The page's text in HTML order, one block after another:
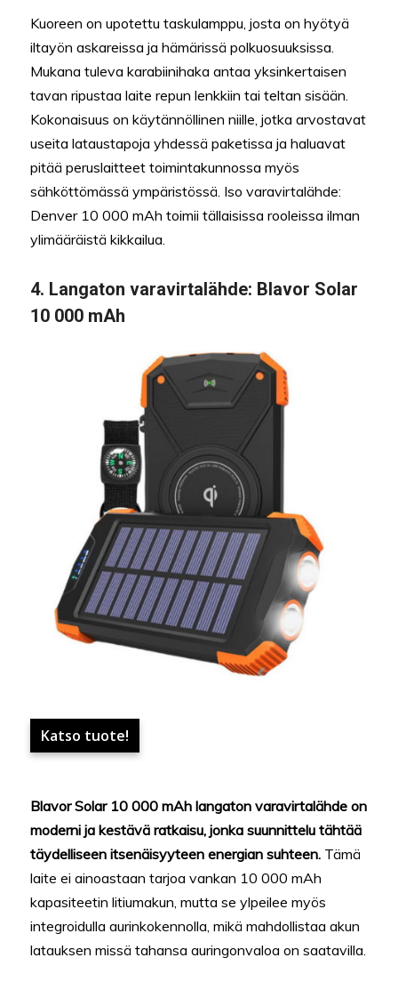
Kuoreen on upotettu taskulamppu, josta on hyötyä
iltayön askareissa ja hämärissä polkuosuuksissa.
Mukana tuleva karabiinihaka antaa yksinkertaisen
tavan ripustaa laite repun lenkkiin tai teltan sisään.
Kokonaisuus on käytännöllinen niille, jotka arvostavat
useita lataustapoja yhdessä paketissa ja haluavat
pitää peruslaitteet toimintakunnossa myös
sähköttömässä ympäristössä. Iso varavirtalähde:
Denver 10 000 mAh toimii tällaisissa rooleissa ilman
ylimääräistä kikkailua.
4. Langaton varavirtalähde: Blavor Solar
10 000 mAh
Katso tuote!
Blavor Solar 10 000 mAh langaton varavirtalähde on
moderni ja kestävä ratkaisu, jonka suunnittelu tähtää
täydelliseen itsenäisyyteen energian suhteen. Tämä
laite ei ainoastaan tarjoa vankan 10 000 mAh
kapasiteetin litiumakun, mutta se ylpeilee myös
integroidulla aurinkokennolla, mikä mahdollistaa akun
latauksen missä tahansa auringonvaloa on saatavilla.